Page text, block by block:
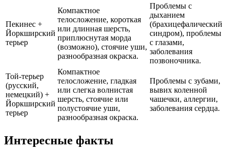
Пекинес +
Йоркширский
терьер
Компактное
телосложение, короткая
или длинная шерсть,
приплюснутая морда
(возможно), стоячие уши,
разнообразная окраска.
Проблемы с
дыханием
(брахицефалический
синдром), проблемы
с глазами,
заболевания
позвоночника.
Той-терьер
(русский,
немецкий) +
Йоркширский
терьер
Компактное
телосложение, гладкая
или слегка волнистая
шерсть, стоячие или
полустоячие уши,
разнообразная окраска.
Проблемы с зубами,
вывих коленной
чашечки, аллергии,
заболевания сердца.
Интересные факты